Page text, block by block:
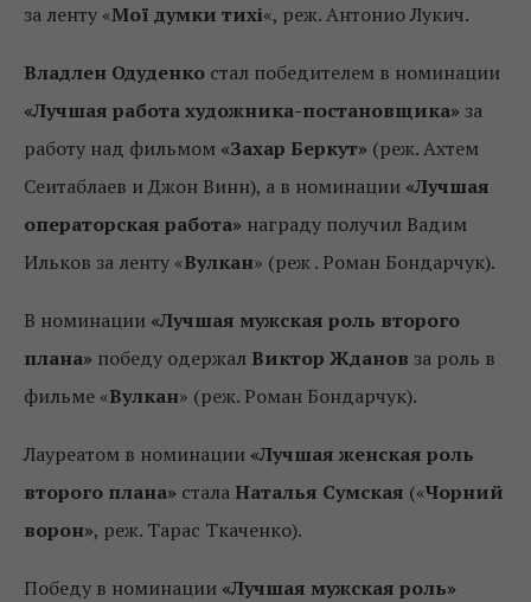
за ленту «Мої думки тихі«, реж. Антонио Лукич.
Владлен Одуденко стал победителем в номинации
«Лучшая работа художника-постановщика» за
работу над фильмом «Захар Беркут» (реж. Ахтем
Сеитаблаев и Джон Винн), а в номинации «Лучшая
операторская работа» награду получил Вадим
Ильков за ленту «Вулкан» (реж . Роман Бондарчук).
В номинации «Лучшая мужская роль второго
плана» победу одержал Виктор Жданов за роль в
фильме «Вулкан» (реж. Роман Бондарчук).
Лауреатом в номинации «Лучшая женская роль
второго плана» стала Наталья Сумская («Чорний
ворон», реж. Тарас Ткаченко).
Победу в номинации «Лучшая мужская роль»